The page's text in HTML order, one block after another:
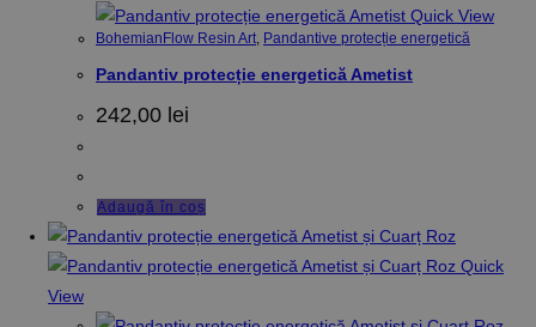
Quick View
BohemianFlow Resin Art, Pandantive protecție energetică
Pandantiv protecție energetică Ametist
242,00 lei
Adaugă în coș
Quick
View